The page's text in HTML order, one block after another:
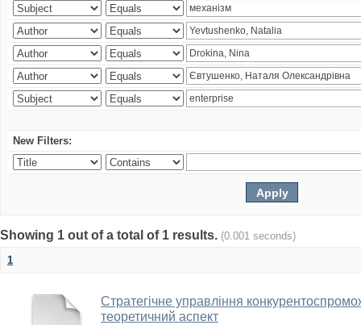
New Filters:
Showing 1 out of a total of 1 results. (0.001 seconds)
1
Стратегічне управління
теоретичний аспект